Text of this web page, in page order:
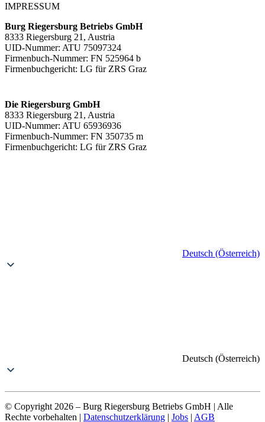
IMPRESSUM
Burg Riegersburg Betriebs GmbH
8333 Riegersburg 21, Austria
UID-Nummer: ATU 75097324
Firmenbuch-Nummer: FN 525964 b
Firmenbuchgericht: LG für ZRS Graz
Die Riegersburg GmbH
8333 Riegersburg 21, Austria
UID-Nummer: ATU 65936936
Firmenbuch-Nummer: FN 350735 m
Firmenbuchgericht: LG für ZRS Graz
Deutsch (Österreich)
Deutsch (Österreich)
© Copyright 2026 – Burg Riegersburg Betriebs GmbH | Alle
Rechte vorbehalten | Datenschutzerklärung | Jobs | AGB